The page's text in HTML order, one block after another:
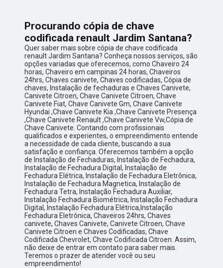
Procurando cópia de chave
codificada renault Jardim Santana?
Quer saber mais sobre cópia de chave codificada
renault Jardim Santana? Conheça nossos serviços, são
opções variadas que oferecemos, como Chaveiro 24
horas, Chaveiro em campinas 24 horas, Chaveiros
24hrs, Chaves canivete, Chaves codificadas, Cópia de
chaves, Instalação de fechaduras e Chaves Canivete,
Canivete Citroen, Chave Canivete Citroen, Chave
Canivete Fiat, Chave Canivete Gm, Chave Canivete
Hyundai ,Chave Canivete Kia ,Chave Canivete Presença
,Chave Canivete Renault ,Chave Canivete Vw,Cópia de
Chave Canivete. Contando com profissionais
qualificados e experientes, o empreendimento entende
a necessidade de cada cliente, buscando a sua
satisfação e confiança. Oferecemos também a opção
de Instalação de Fechaduras, Instalação de Fechadura,
Instalação de Fechadura Digital, Instalação de
Fechadura Elétrica, Instalação de Fechadura Eletrônica,
Instalação de Fechadura Magnetica, Instalação de
Fechadura Tetra, Instalação Fechadura Auxiliar,
Instalação Fechadura Biométrica, Instalação Fechadura
Digital, Instalação Fechadura Elétrica,Instalação
Fechadura Eletrônica, Chaveiros 24hrs, Chaves
canivete, Chaves Canivete, Canivete Citroen, Chave
Canivete Citroen e Chaves Codificadas, Chave
Codificada Chevrolet, Chave Codificada Citroen. Assim,
não deixe de entrar em contato para saber mais.
Teremos o prazer de atender você ou seu
empreendimento!